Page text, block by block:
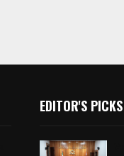
EDITOR'S PICKS